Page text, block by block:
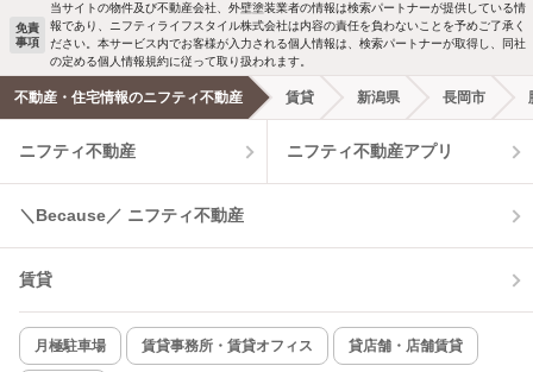
洗濯機置場あり 独立洗面台
エアコンあり 都市ガス
温水洗浄便座 オートロック
コンロ2口以上
新着のみ インターネット無料
新着メール通知を受け取る
免責
事項
当サイトの物件及び不動産会社、外壁塗装業者の情報は検索パートナーが提供している情
報であり、ニフティライフスタイル株式会社は内容の責任を負わないことを予めご了承く
ださい。本サービス内でお客様が入力される個人情報は、検索パートナーが取得し、同社
の定める個人情報規約に従って取り扱われます。
不動産・住宅情報のニフティ不動産 賃貸 新潟県 長岡市
ニフティ不動産 ニフティ不動産アプリ
＼Because／ ニフティ不動産
賃貸
月極駐車場 賃貸事務所・賃貸オフィス 貸店舗・店舗賃貸